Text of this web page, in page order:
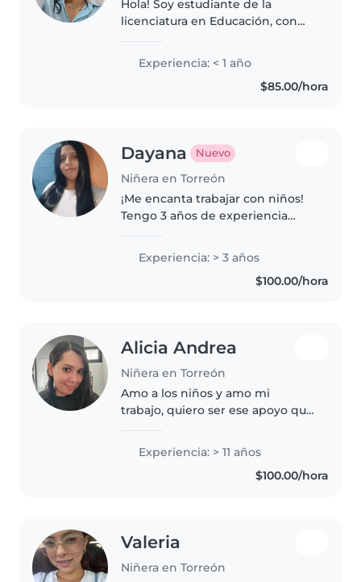
Hola! Soy estudiante de la
licenciatura en Educación, con
guardería y actualmente en un
colegio. Estoy certificada y me
apasiona trabajar con niños. Me
Experiencia: < 1 año
$85.00/hora
Dayana Nuevo
Niñera en Torreón
¡Me encanta trabajar con niños!
Tengo 3 años de experiencia
desde bebés hasta adolescentes.
Soy divertida, responsable y me
Experiencia: > 3 años
$100.00/hora
Alicia Andrea
Niñera en Torreón
Amo a los niños y amo mi
trabajo, quiero ser ese apoyo que
Experiencia: > 11 años
$100.00/hora
Valeria
Niñera en Torreón